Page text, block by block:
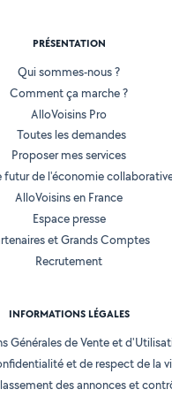
PRÉSENTATION
Qui sommes-nous ?
Comment ça marche ?
AlloVoisins Pro
Toutes les demandes
Proposer mes services
futur de l'économie
AlloVoisins en France
Espace presse
et Grands Comptes
Recrutement
INFORMATIONS LÉGALES
Générales de Vente et
et de respect de la
des annonces et